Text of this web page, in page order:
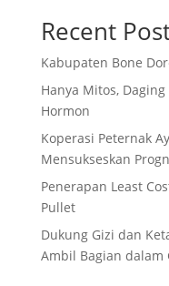
Recent
Kabupaten Bone
Hanya Mitos,
Hormon
Koperasi Peternak
Mensukseskan
Penerapan Least
Pullet
Dukung Gizi dan
Ambil Bagian dalam